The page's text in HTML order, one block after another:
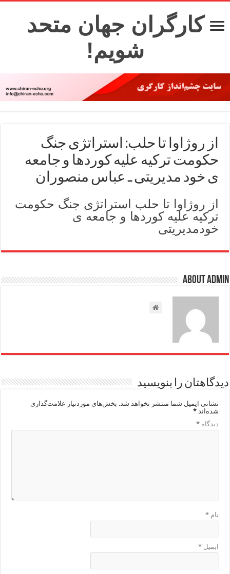
کارگران جهان متحد
شویم!
از روژاوا تا حلب: استراتژی جنگ
حکومت ترکیه علیه کوردها و جامعه
ی خود مدیریتی ـ عباس منصوران
از روژاوا تا حلب استراتژی جنگ حکومت
ترکیه علیه کوردها و جامعه ی
خودمدیریتی
About admin
دیدگاهتان را بنویسید
نشانی ایمیل شما منتشر نخواهد شد. بخش‌های موردنیاز علامت‌گذاری
شده‌اند*
دیدگاه*
نام*
ایمیل*